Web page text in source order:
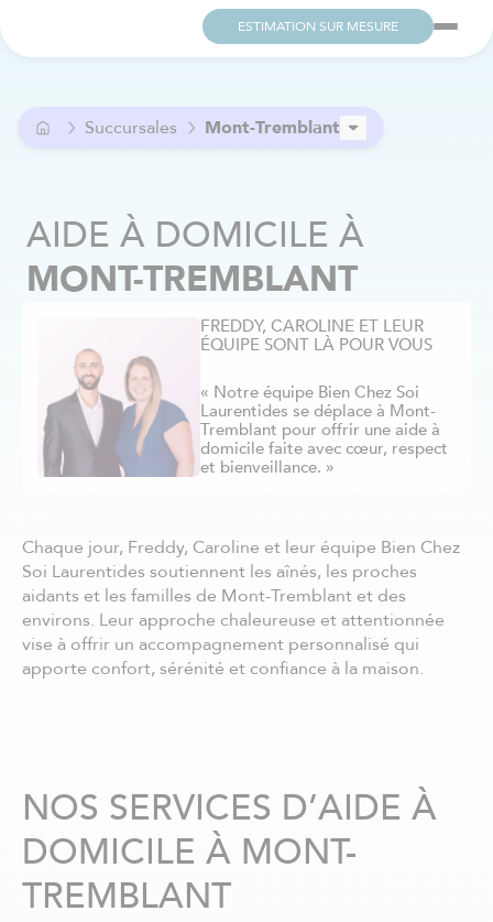
ESTIMATION SUR MESURE
Succursales Mont-Tremblant
Anjou
Aylmer / Pontiac
Berthier
Blainville
Boucherville
Brome-Missisquoi
Brossard
Côte-Saint-Luc / Hampstead
Deux-Montagnes
Dollard-des-Ormeaux
Dorval
Drummondville
Gatineau - centre ville
La Prairie
Laurentides
Laval
Lavaltrie
AIDE À DOMICILE À
MONT-TREMBLANT
FREDDY, CAROLINE ET LEUR
ÉQUIPE SONT LÀ POUR VOUS
« Notre équipe Bien Chez Soi
Laurentides se déplace à Mont-
Tremblant pour offrir une aide à
domicile faite avec cœur, respect
et bienveillance. »
Chaque jour, Freddy, Caroline et leur équipe Bien Chez
Soi Laurentides soutiennent les aînés, les proches
aidants et les familles de Mont-Tremblant et des
environs. Leur approche chaleureuse et attentionnée
vise à offrir un accompagnement personnalisé qui
apporte confort, sérénité et confiance à la maison.
NOS SERVICES D’AIDE À
DOMICILE À MONT-
TREMBLANT